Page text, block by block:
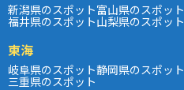
新潟県のスポット富山県のスポット
福井県のスポット山梨県のスポット
東海
岐阜県のスポット静岡県のスポット
三重県のスポット